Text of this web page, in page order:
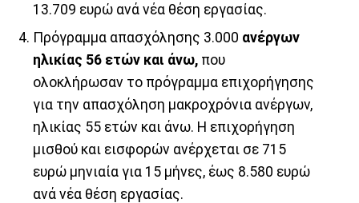
13.709 ευρώ ανά νέα θέση εργασίας.
Πρόγραμμα απασχόλησης 3.000 ανέργων
ηλικίας 56 ετών και άνω, που
ολοκλήρωσαν το πρόγραμμα επιχορήγησης
για την απασχόληση μακροχρόνια ανέργων,
ηλικίας 55 ετών και άνω. Η επιχορήγηση
μισθού και εισφορών ανέρχεται σε 715
ευρώ μηνιαία για 15 μήνες, έως 8.580 ευρώ
ανά νέα θέση εργασίας.